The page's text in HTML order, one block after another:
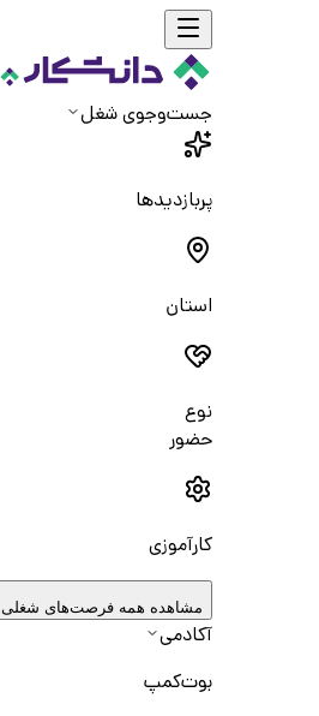
جست‌و‌جوی شغل
پربازدیدها
استان
نوع
حضور
کارآموزی
مشاهده همه فرصت‌های شغلی
آکادمی
بوت‌کمپ